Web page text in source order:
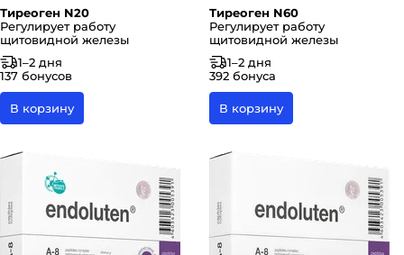
Тиреоген N20
Регулирует работу
щитовидной железы
1–2 дня
137 бонусов
В корзину
Тиреоген N60
Регулирует работу
щитовидной железы
1–2 дня
392 бонуса
В корзину